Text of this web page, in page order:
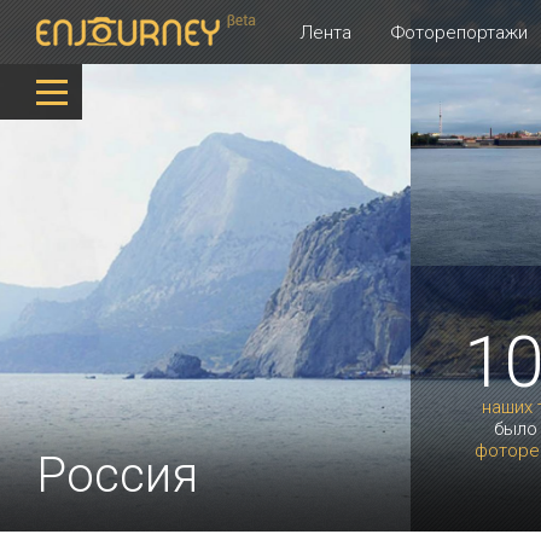
Лента Фоторепортажи
наших
было
Россия